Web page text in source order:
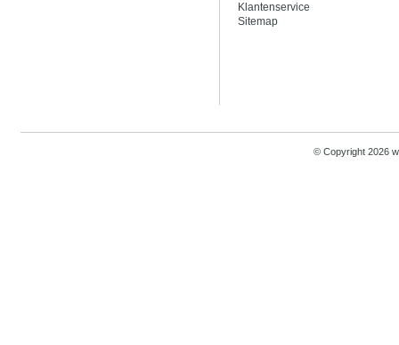
Klantenservice
Sitemap
© Copyright 2026